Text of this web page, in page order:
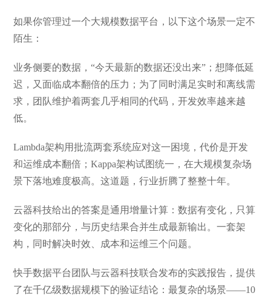
如果你管理过一个大规模数据平台，以下这个场景一定不
陌生：
业务侧要的数据，“今天最新的数据还没出来”；想降低延
迟，又面临成本翻倍的压力；为了同时满足实时和离线需
求，团队维护着两套几乎相同的代码，开发效率越来越
低。
Lambda架构用批流两套系统应对这一困境，代价是开发
和运维成本翻倍；Kappa架构试图统一，在大规模复杂场
景下落地难度极高。这道题，行业折腾了整整十年。
云器科技给出的答案是通用增量计算：数据有变化，只算
变化的那部分，与历史结果合并生成最新输出。一套架
构，同时解决时效、成本和运维三个问题。
快手数据平台团队与云器科技联合发布的实践报告，提供
了在千亿级数据规模下的验证结论：最复杂的场景——10